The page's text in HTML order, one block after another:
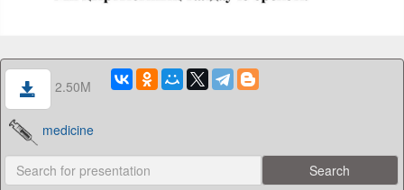
2.50M
medicine